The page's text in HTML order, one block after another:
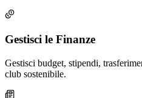
Gestisci le Finanze
Gestisci budget, stipendi,
club sostenibile.